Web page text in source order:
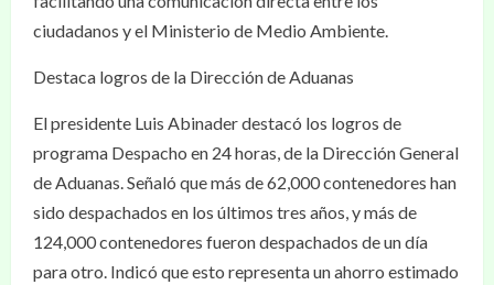
ciudadanos y el Ministerio de Medio Ambiente.
Destaca logros de la Dirección de Aduanas
El presidente Luis Abinader destacó los logros de
programa Despacho en 24 horas, de la Dirección General
de Aduanas. Señaló que más de 62,000 contenedores han
sido despachados en los últimos tres años, y más de
124,000 contenedores fueron despachados de un día
para otro. Indicó que esto representa un ahorro estimado